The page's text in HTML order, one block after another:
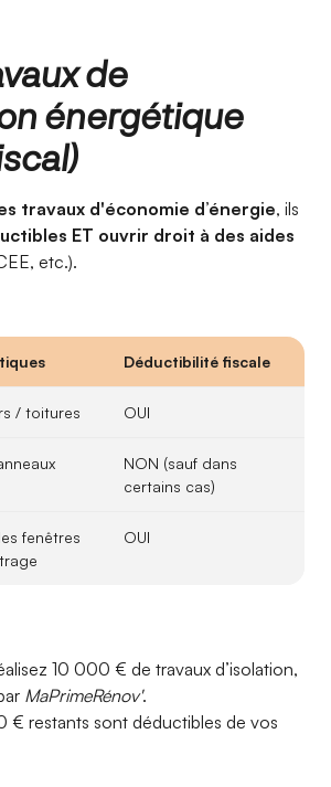
de
énergétique
travaux d'économie d’énergie, ils
ET ouvrir droit à des aides
etc.).
Déductibilité fiscale
/ toitures OUI
NON (sauf dans
certains cas)
fenêtres
OUI
10 000 € de travaux d’isolation,
MaPrimeRénov'.
restants sont déductibles de vos